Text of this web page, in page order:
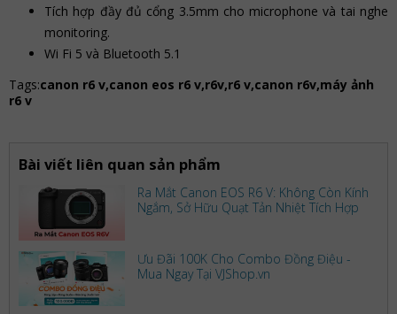
Tích hợp đầy đủ cổng 3.5mm cho microphone và tai nghe
monitoring.
Wi Fi 5 và Bluetooth 5.1
Tags:canon r6 v,canon eos r6 v,r6v,r6 v,canon r6v,máy ảnh
r6 v
Bài viết liên quan sản phẩm
Ra Mắt Canon EOS R6 V: Không Còn Kính
Ngắm, Sở Hữu Quạt Tản Nhiệt Tích Hợp
Ưu Đãi 100K Cho Combo Đồng Điệu -
Mua Ngay Tại VJShop.vn